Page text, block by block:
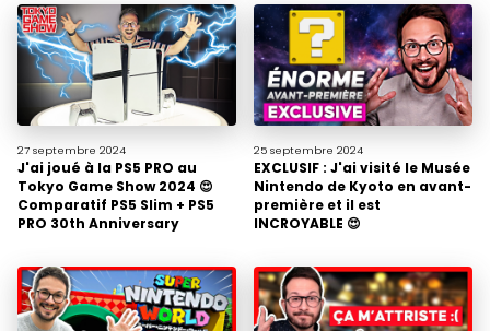
27 septembre 2024
J'ai joué à la PS5 PRO au
Tokyo Game Show 2024 😍
Comparatif PS5 Slim + PS5
PRO 30th Anniversary
25 septembre 2024
EXCLUSIF : J'ai visité le Musée
Nintendo de Kyoto en avant-
première et il est
INCROYABLE 😍